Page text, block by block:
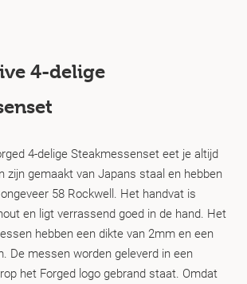
4-delige
4-delige Steakmessenset eet je altijd
zijn gemaakt van Japans staal en hebben
58 Rockwell. Het handvat is
en ligt verrassend goed in de hand. Het
hebben een dikte van 2mm en een
De messen worden geleverd in een
het Forged logo gebrand staat. Omdat